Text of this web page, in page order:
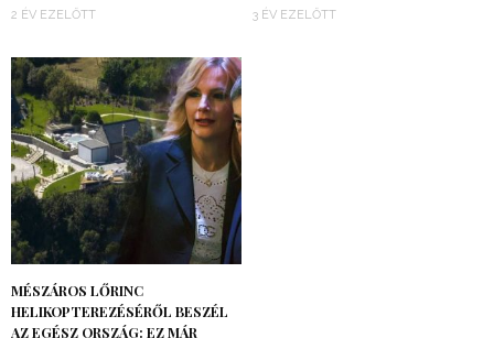
2 ÉV EZELŐTT 3 ÉV EZELŐTT
MÉSZÁROS LŐRINC
HELIKOPTEREZÉSÉRŐL BESZÉL
AZ EGÉSZ ORSZÁG: EZ MÁR